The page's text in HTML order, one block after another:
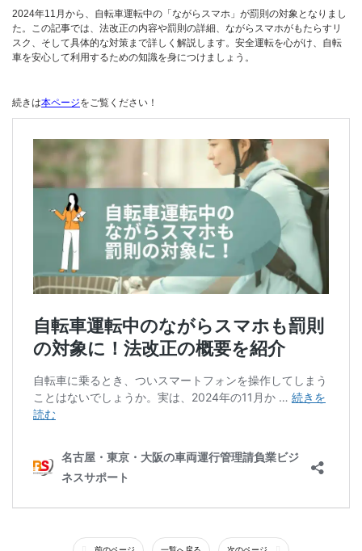
2024年11月から、自転車運転中の「ながらスマホ」が罰則の対象となりまし
た。この記事では、法改正の内容や罰則の詳細、ながらスマホがもたらすリ
スク、そして具体的な対策まで詳しく解説します。安全運転を心がけ、自転
車を安心して利用するための知識を身につけましょう。
続きは本ページをご覧ください！